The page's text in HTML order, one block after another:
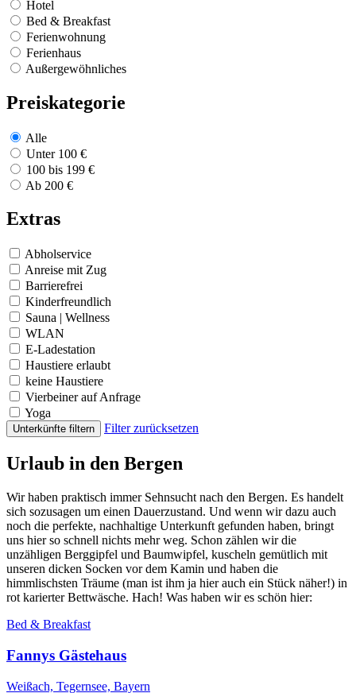
Hotel
Bed & Breakfast
Ferienwohnung
Ferienhaus
Außergewöhnliches
Preiskategorie
Alle
Unter 100 €
100 bis 199 €
Ab 200 €
Extras
Abholservice
Anreise mit Zug
Barrierefrei
Kinderfreundlich
Sauna | Wellness
WLAN
E-Ladestation
Haustiere erlaubt
keine Haustiere
Vierbeiner auf Anfrage
Yoga
Unterkünfte filtern Filter zurücksetzen
Urlaub in den Bergen
Wir haben praktisch immer Sehnsucht nach den Bergen. Es handelt
sich sozusagen um einen Dauerzustand. Und wenn wir dazu auch
noch die perfekte, nachhaltige Unterkunft gefunden haben, bringt
uns hier so schnell nichts mehr weg. Schon zählen wir die
unzähligen Berggipfel und Baumwipfel, kuscheln gemütlich mit
unseren dicken Socken vor dem Kamin und haben die
himmlischsten Träume (man ist ihm ja hier auch ein Stück näher!) in
rot karierter Bettwäsche. Hach! Was haben wir es schön hier:
Bed & Breakfast
Fannys Gästehaus
Weißach, Tegernsee, Bayern